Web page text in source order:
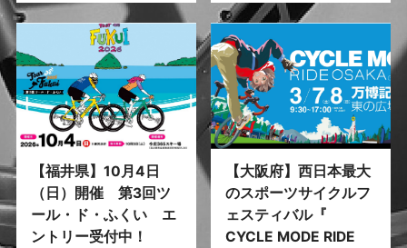
【福井県】10月4日
（日）開催 第3回ツ
ール・ド・ふくい エ
ントリー受付中！
【大阪府】西日本最大
のスポーツサイクルフ
ェスティバル『
CYCLE MODE RIDE